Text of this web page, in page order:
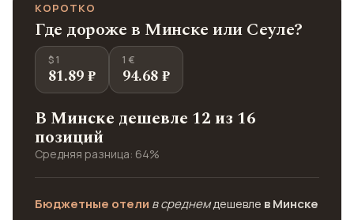
КОРОТКО
Где дороже в Минске или Сеуле?
$ 1
81.89 ₽
1 €
94.68 ₽
В Минске дешевле 12 из 16
позиций
Средняя разница: 64%
Бюджетные отели в среднемдешевле в Минске